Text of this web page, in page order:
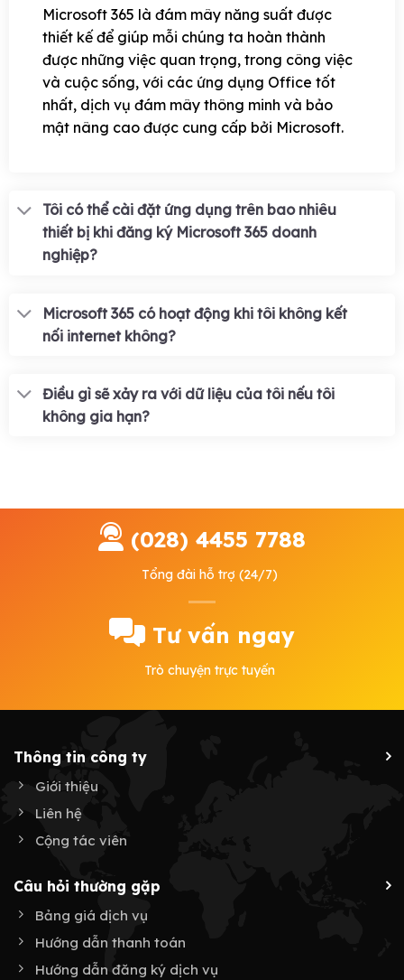
Microsoft 365 là đám mây năng suất được
thiết kế để giúp mỗi chúng ta hoàn thành
được những việc quan trọng, trong công việc
và cuộc sống, với các ứng dụng Office tốt
nhất, dịch vụ đám mây thông minh và bảo
mật nâng cao được cung cấp bởi Microsoft.
Tôi có thể cài đặt ứng dụng trên bao nhiêu
thiết bị khi đăng ký Microsoft 365 doanh
nghiệp?
Microsoft 365 có hoạt động khi tôi không kết
nối internet không?
Điều gì sẽ xảy ra với dữ liệu của tôi nếu tôi
không gia hạn?
(028) 4455 7788
Tổng đài hỗ trợ (24/7)
Tư vấn ngay
Trò chuyện trực tuyến
Thông tin công ty
Giới thiệu
Liên hệ
Cộng tác viên
Câu hỏi thường gặp
Bảng giá dịch vụ
Hướng dẫn thanh toán
Hướng dẫn đăng ký dịch vụ